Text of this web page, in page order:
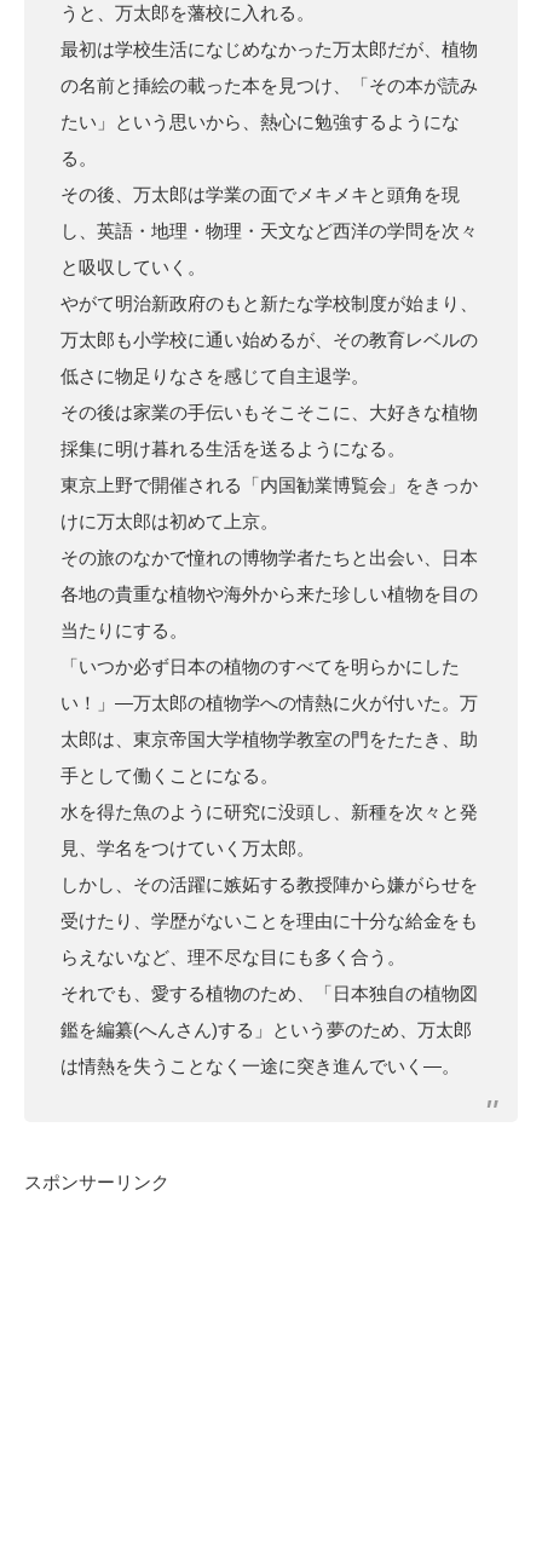
うと、万太郎を藩校に入れる。
最初は学校生活になじめなかった万太郎だが、植物
の名前と挿絵の載った本を見つけ、「その本が読み
たい」という思いから、熱心に勉強するようにな
る。
その後、万太郎は学業の面でメキメキと頭角を現
し、英語・地理・物理・天文など西洋の学問を次々
と吸収していく。
やがて明治新政府のもと新たな学校制度が始まり、
万太郎も小学校に通い始めるが、その教育レベルの
低さに物足りなさを感じて自主退学。
その後は家業の手伝いもそこそこに、大好きな植物
採集に明け暮れる生活を送るようになる。
東京上野で開催される「内国勧業博覧会」をきっか
けに万太郎は初めて上京。
その旅のなかで憧れの博物学者たちと出会い、日本
各地の貴重な植物や海外から来た珍しい植物を目の
当たりにする。
「いつか必ず日本の植物のすべてを明らかにした
い！」―万太郎の植物学への情熱に火が付いた。万
太郎は、東京帝国大学植物学教室の門をたたき、助
手として働くことになる。
水を得た魚のように研究に没頭し、新種を次々と発
見、学名をつけていく万太郎。
しかし、その活躍に嫉妬する教授陣から嫌がらせを
受けたり、学歴がないことを理由に十分な給金をも
らえないなど、理不尽な目にも多く合う。
それでも、愛する植物のため、「日本独自の植物図
鑑を編纂(へんさん)する」という夢のため、万太郎
は情熱を失うことなく一途に突き進んでいく―。
スポンサーリンク